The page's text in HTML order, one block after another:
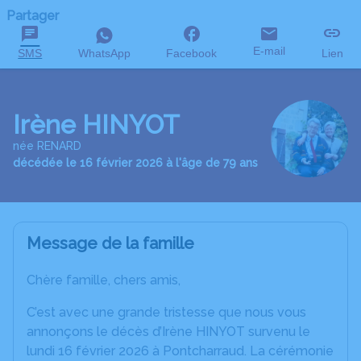
Partager
SMS WhatsApp Facebook E-mail Lien
Irène HINYOT
née RENARD
décédée le 16 février 2026 à l'âge de 79 ans
Message de la famille
Chère famille, chers amis,
C’est avec une grande tristesse que nous vous
annonçons le décès d’Irène HINYOT survenu le
lundi 16 février 2026 à Pontcharraud. La cérémonie